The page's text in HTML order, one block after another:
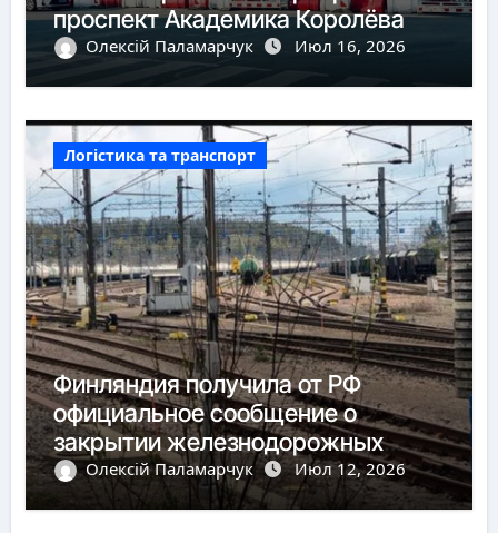
проспект Академика Королёва
Олексій Паламарчук Июл 16, 2026
Логістика та транспорт
Финляндия получила от РФ
официальное сообщение о
закрытии железнодорожных
пунктов пропуска
Олексій Паламарчук Июл 12, 2026